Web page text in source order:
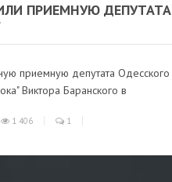
ПРИЕМНУЮ ДЕПУТАТА
приемную депутата Одесского
Виктора Баранского в
1 406 1